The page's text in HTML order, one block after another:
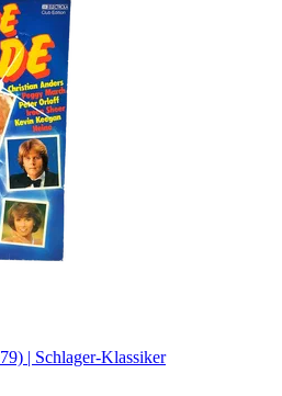
| Schlager-Klassiker